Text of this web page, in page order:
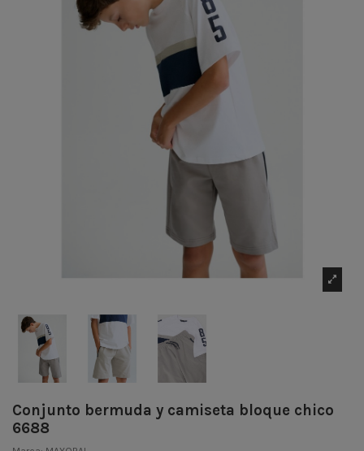
Conjunto bermuda y camiseta bloque chico
6688